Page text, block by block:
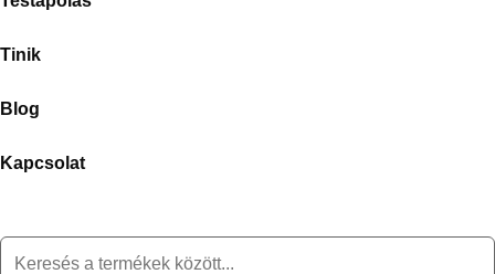
Tinik
Blog
Kapcsolat